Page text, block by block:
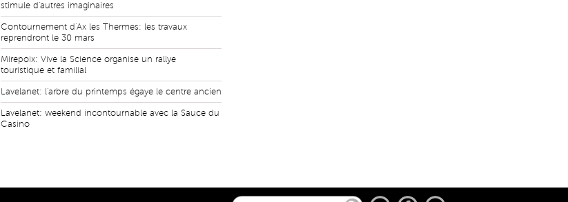
stimule d'autres imaginaires
Contournement d'Ax les Thermes: les travaux
reprendront le 30 mars
Mirepoix: Vive la Science organise un rallye
touristique et familial
Lavelanet: l'arbre du printemps égaye le centre ancien
Lavelanet: weekend incontournable avec la Sauce du
Casino